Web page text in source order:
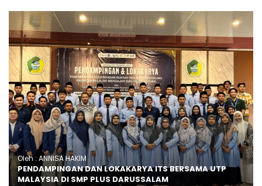
Oleh : ANNISA HAKIM
PENDAMPINGAN DAN LOKAKARYA ITS BERSAMA UTP
MALAYSIA DI SMP PLUS DARUSSALAM